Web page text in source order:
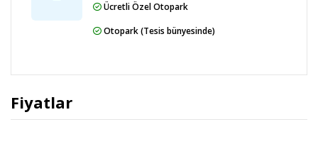
Ücretli Özel Otopark
Otopark (Tesis bünyesinde)
Fiyatlar